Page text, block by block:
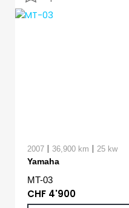
2007 | 36,900 km | 25 kw
Yamaha
MT-03
CHF 4'900